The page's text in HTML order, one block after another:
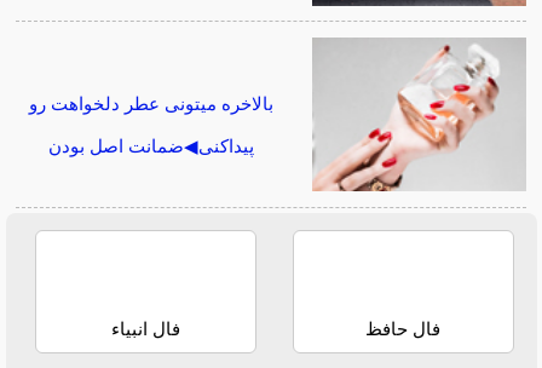
بالاخره میتونی عطر دلخواهت رو
پیداکنی◀ضمانت اصل بودن
فال حافظ فال انبیاء